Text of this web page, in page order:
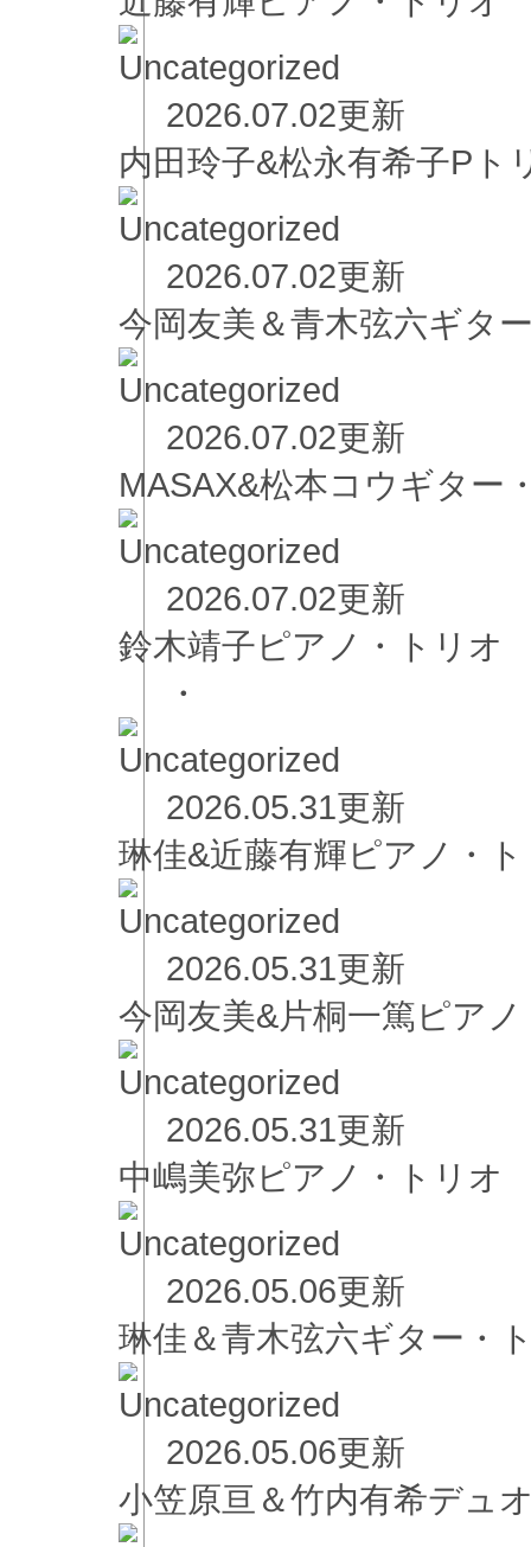
2026.07.02更新
内田玲子&松永有希子
2026.07.02更新
今岡友美＆青木弦六ギ
2026.07.02更新
MASAX&松本コウギター
2026.07.02更新
鈴木靖子ピアノ・トリオ
・
2026.05.31更新
琳佳&近藤有輝ピアノ・
2026.05.31更新
今岡友美&片桐一篤ピア
2026.05.31更新
中嶋美弥ピアノ・
2026.05.06更新
琳佳＆青木弦六ギター・
2026.05.06更新
小笠原亘＆竹内有希デュ